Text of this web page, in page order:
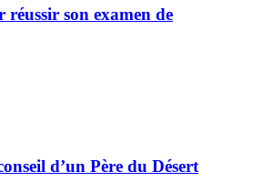
réussir son examen de
d’un Père du Désert